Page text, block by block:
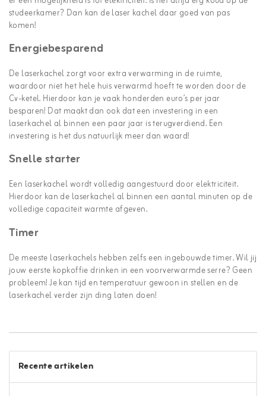
studeerkamer? Dan kan de laser kachel daar goed van pas
komen!
Energiebesparend
De laserkachel zorgt voor extra verwarming in de ruimte,
waardoor niet het hele huis verwarmd hoeft te worden door de
Cv-ketel. Hierdoor kan je vaak honderden euro’s per jaar
besparen! Dat maakt dan ook dat een investering in een
laserkachel al binnen een paar jaar is terugverdiend. Een
investering is het dus natuurlijk meer dan waard!
Snelle starter
Een laserkachel wordt volledig aangestuurd door elektriciteit.
Hierdoor kan de laserkachel al binnen een aantal minuten op de
volledige capaciteit warmte afgeven.
Timer
De meeste laserkachels hebben zelfs een ingebouwde timer. Wil jij
jouw eerste kopkoffie drinken in een voorverwarmde serre? Geen
probleem! Je kan tijd en temperatuur gewoon in stellen en de
laserkachel verder zijn ding laten doen!
Recente artikelen